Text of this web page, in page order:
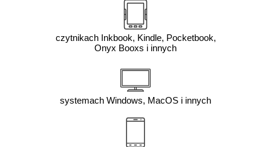
czytnikach Inkbook, Kindle, Pocketbook,
Onyx Booxs i innych
systemach Windows, MacOS i innych